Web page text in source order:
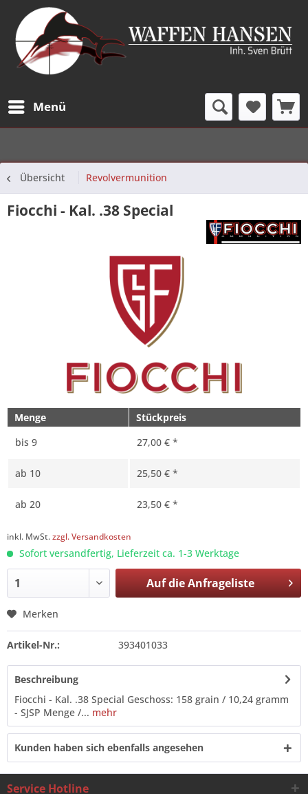
Menü
Übersicht Revolvermunition
Fiocchi - Kal. .38 Special
Menge
Stückpreis
bis 9 27,00 € *
ab 10 25,50 € *
ab 20 23,50 € *
inkl. MwSt.zzgl. Versandkosten
Sofort versandfertig, Lieferzeit ca. 1-3 Werktage
Auf dieAnfrageliste
Merken
Artikel-Nr.: 393401033
Beschreibung
Fiocchi - Kal. .38 Special Geschoss: 158 grain / 10,24 gramm
- SJSP Menge /... mehr
Kunden haben sich ebenfalls angesehen
Service Hotline